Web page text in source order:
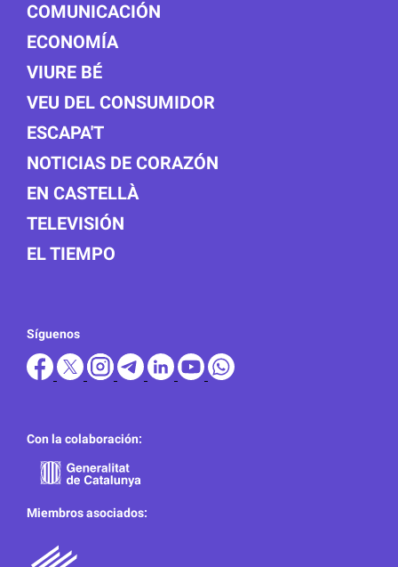
COMUNICACIÓN
ECONOMÍA
VIURE BÉ
VEU DEL CONSUMIDOR
ESCAPA'T
NOTICIAS DE CORAZÓN
EN CASTELLÀ
TELEVISIÓN
EL TIEMPO
Síguenos
Con la colaboración:
Miembros asociados: